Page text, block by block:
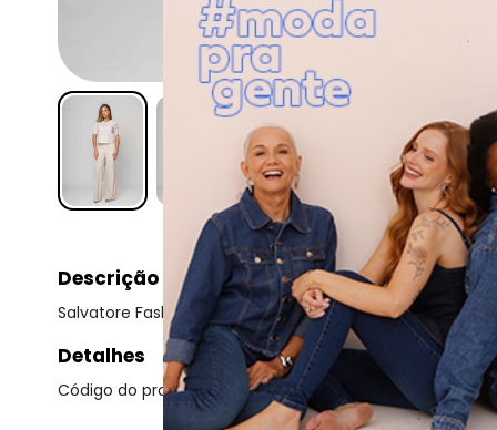
Descrição
Salvatore Fashion - Calça Reta Lisa Alfaiataria Bege
Detalhes
Código do produto: 24271435